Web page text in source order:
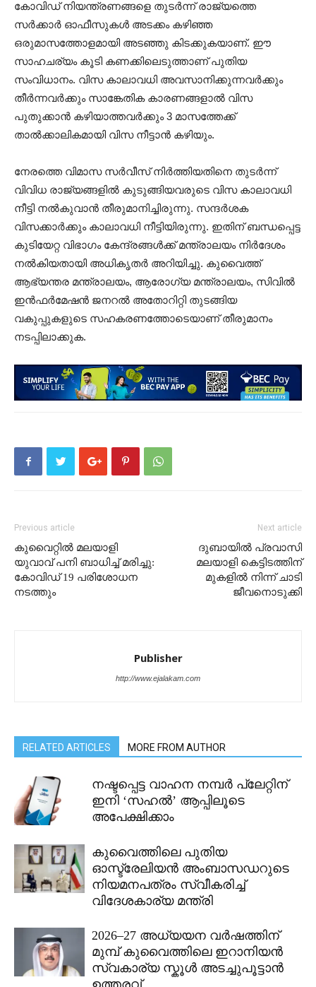
കോവിഡ് നിയന്ത്രണങ്ങളെ തുടർന്ന് രാജ്യത്തെ
സര്‍ക്കാർ ഓഫീസുകൾ അടക്കം കഴിഞ്ഞ
ഒരുമാസത്തോളമായി അടഞ്ഞു കിടക്കുകയാണ്. ഈ
സാഹചര്യം കൂടി കണക്കിലെടുത്താണ് പുതിയ
സംവിധാനം. വിസ കാലാവധി അവസാനിക്കുന്നവര്‍ക്കും
തീര്‍ന്നവര്‍ക്കും സാങ്കേതിക കാരണങ്ങളാല്‍ വിസ
പുതുക്കാന്‍ കഴിയാത്തവര്‍ക്കും 3 മാസത്തേക്ക്
താല്‍ക്കാലികമായി വിസ നീട്ടാന്‍ കഴിയും.
നേരത്തെ വിമാസ സര്‍വീസ് നിര്‍ത്തിയതിനെ തുടര്‍ന്ന്
വിവിധ രാജ്യങ്ങളില്‍ കുടുങ്ങിയവരുടെ വിസ കാലാവധി
നീട്ടി നല്‍കുവാന്‍ തീരുമാനിച്ചിരുന്നു. സന്ദര്‍ശക
വിസക്കാര്‍ക്കും കാലാവധി നീട്ടിയിരുന്നു. ഇതിന് ബന്ധപ്പെട്ട
കുടിയേറ്റ വിഭാഗം കേന്ദ്രങ്ങള്‍ക്ക് മന്ത്രാലയം നിര്‍ദേശം
നല്‍കിയതായി അധികൃതര്‍ അറിയിച്ചു. കുവൈത്ത്
ആഭ്യന്തര മന്ത്രാലയം, ആരോഗ്യ മന്ത്രാലയം, സിവില്‍
ഇന്‍ഫര്‍മേഷന്‍ ജനറല്‍ അതോറിറ്റി തുടങ്ങിയ
വകുപ്പുകളുടെ സഹകരണത്തോടെയാണ് തീരുമാനം
നടപ്പിലാക്കുക.
Previous article
കുവൈറ്റിൽ മലയാളി
യുവാവ് പനി ബാധിച്ച് മരിച്ചു:
കോവിഡ് 19 പരിശോധന
നടത്തും
Next article
ദുബായിൽ പ്രവാസി
മലയാളി കെട്ടിടത്തിന്
മുകളില്‍ നിന്ന് ചാടി
ജീവനൊടുക്കി
Publisher
http://www.ejalakam.com
RELATED ARTICLES MORE FROM AUTHOR
നഷ്ടപ്പെട്ട വാഹന നമ്പർ പ്ലേറ്റിന്
ഇനി ‘സഹൽ’ ആപ്പിലൂടെ
അപേക്ഷിക്കാം
കുവൈത്തിലെ പുതിയ
ഓസ്ട്രേലിയൻ അംബാസഡറുടെ
നിയമനപത്രം സ്വീകരിച്ച്
വിദേശകാര്യ മന്ത്രി
2026–27 അധ്യയന വർഷത്തിന്
മുമ്പ് കുവൈത്തിലെ ഇറാനിയൻ
സ്വകാര്യ സ്കൂൾ അടച്ചുപൂട്ടാൻ
ഉത്തരവ്